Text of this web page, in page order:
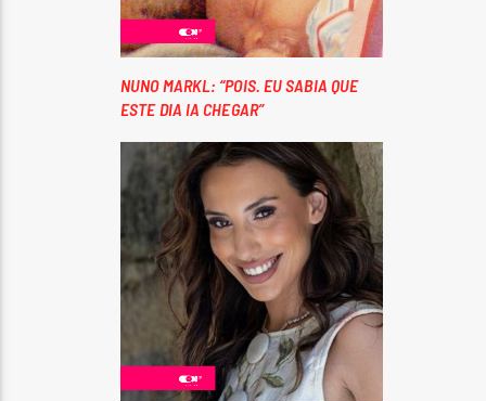
NUNO MARKL: “POIS. EU SABIA QUE
ESTE DIA IA CHEGAR”